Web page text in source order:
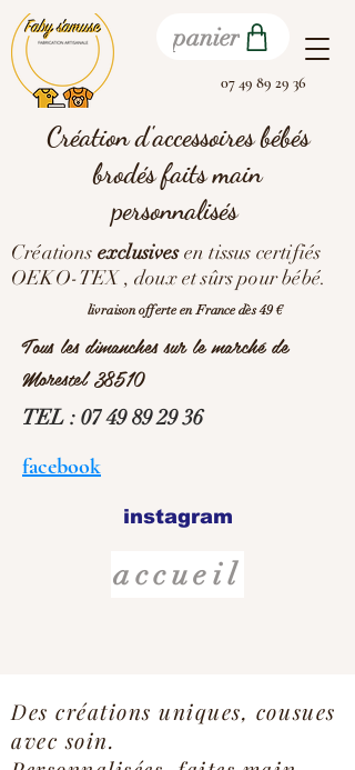
panier
livraison offerte en France dès 49 €
07 49 89 29 36
Tous les dimanches sur le marché de
Morestel 38510
facebook
TEL : 07 49 89 29 36
Création d'accessoires bébés
brodés faits main
personnalisés
instagram
Créations exclusivesen tissus certifiés
OEKO-TEX , doux et sûrs pour bébé.
accueil
Des créations uniques, cousues
avec soin.